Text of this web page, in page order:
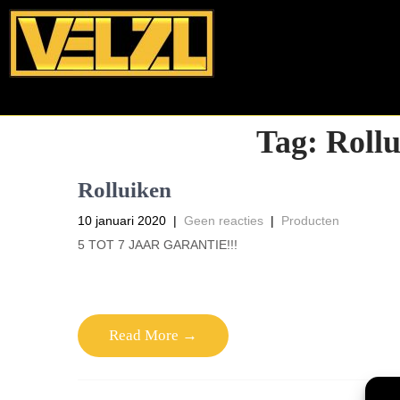
Tag:
Rolluiken
10 januari 2020 | Geen reacties | Producten
5 TOT 7 JAAR GARANTIE!!!
Read More →